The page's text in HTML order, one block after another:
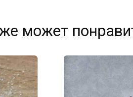
может